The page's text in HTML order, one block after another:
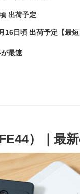
出荷予定
16日頃 出荷予定【最
最速
）｜最